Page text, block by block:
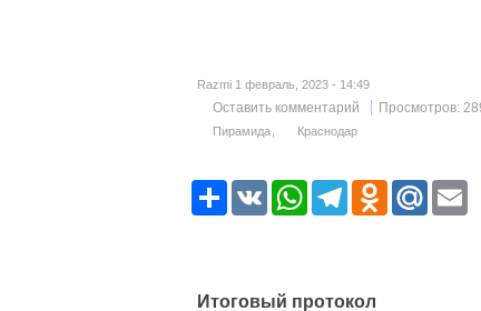
Razmi 1 февраль, 2023 - 14:49
Оставить комментарий Просмотров:
Пирамида Краснодар
Р
V
K
W
p
T
a
O
M
Итоговый протокол